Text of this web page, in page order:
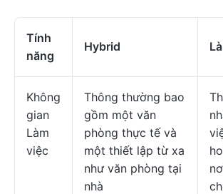
Tính
năng
Hybrid
Không
gian
Làm
việc
Thông thường bao
gồm một văn
phòng thực tế và
một thiết lập từ xa
như văn phòng tại
nhà